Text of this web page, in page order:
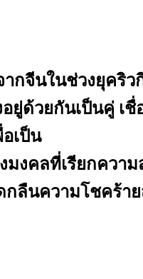
จีนในช่วงยุคริว
อยู่ด้วยกันเป็นคู่
เป็น
มงคลที่เรียกควา
ลืนความโชคร้